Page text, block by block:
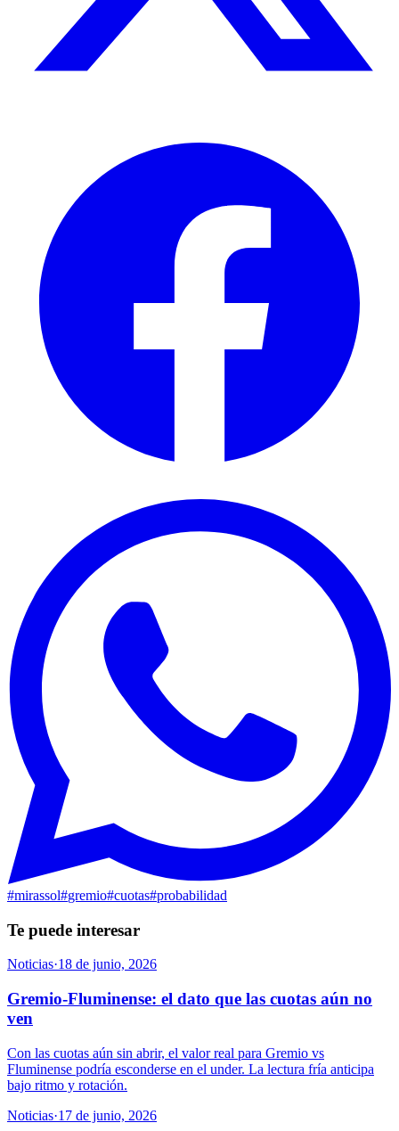
#mirassol#gremio#cuotas#probabilidad
Te puede interesar
Noticias·18 de junio, 2026
Gremio-Fluminense: el dato que las cuotas aún no
ven
Con las cuotas aún sin abrir, el valor real para Gremio vs
Fluminense podría esconderse en el under. La lectura fría anticipa
bajo ritmo y rotación.
Noticias·17 de junio, 2026